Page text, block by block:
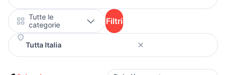
Tutte le
categorie
Filtri